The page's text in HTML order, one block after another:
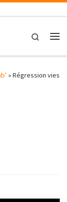
Search
»Régression vies